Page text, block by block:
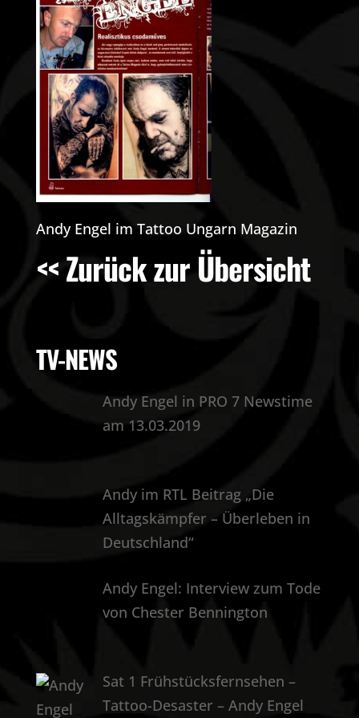
Andy Engel im Tattoo Ungarn Magazin
<< Zurück zur Übersicht
TV-NEWS
Andy Engel in PRO 7 Newstime
am 13.03.2019
Andy im RTL Beitrag „Die
Alltagskämpfer – Überleben in
Deutschland“
Andy Engel: Interview zum Tode
von Chester Bennington
Sat 1 Frühstücksfernsehen –
Tattoo-Desaster – Andy Engel